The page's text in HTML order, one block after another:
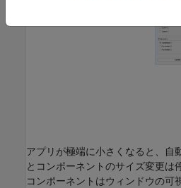
アプリが極端に小さくなると、自
とコンポーネントのサイズ変更は
コンポーネントはウィンドウの可